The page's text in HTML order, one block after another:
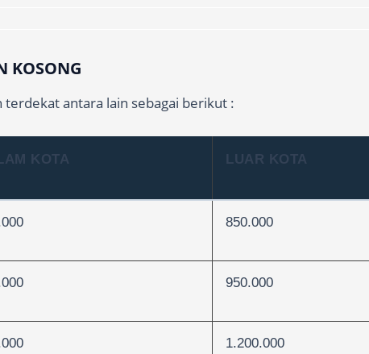
KOSONG
antara lain sebagai berikut :
KOTA LUAR KOTA
850.000
950.000
1.200.000